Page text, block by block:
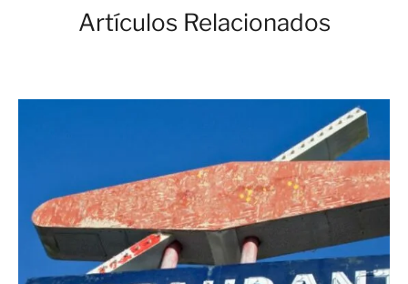
Artículos Relacionados